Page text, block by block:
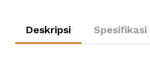
Deskripsi Spesifikasi